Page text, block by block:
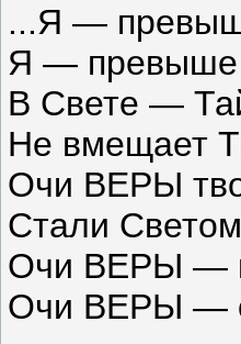
...Я —
Я — превыше
В Свете —
Не вмещает
Очи ВЕРЫ
Стали
Очи ВЕРЫ —
Очи ВЕРЫ —